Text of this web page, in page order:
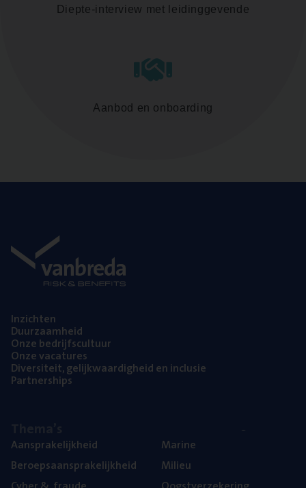
Diepte-interview met leidinggevende
Aanbod en onboarding
Inzich­ten
Duur­zaam­heid
Onze bedrijfs­cul­tuur
Onze vaca­tu­res
Diver­si­teit, gelijk­waar­dig­heid en inclusie
Part­ner­ships
Aan­spra­ke­lijk­heid
Beroeps­aan­spra­ke­lijk­heid
Mari­ne
Mili­eu